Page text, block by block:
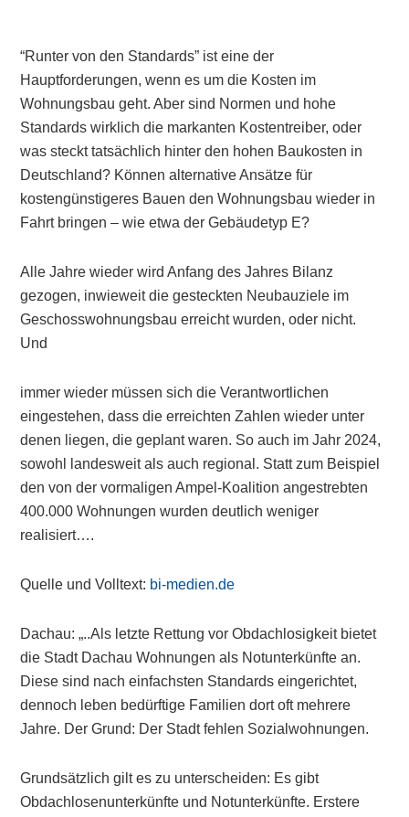
“Runter von den Standards” ist eine der
Hauptforderungen, wenn es um die Kosten im
Wohnungsbau geht. Aber sind Normen und hohe
Standards wirklich die markanten Kostentreiber, oder
was steckt tatsächlich hinter den hohen Baukosten in
Deutschland? Können alternative Ansätze für
kostengünstigeres Bauen den Wohnungsbau wieder in
Fahrt bringen – wie etwa der Gebäudetyp E?
Alle Jahre wieder wird Anfang des Jahres Bilanz
gezogen, inwieweit die gesteckten Neubauziele im
Geschosswohnungsbau erreicht wurden, oder nicht.
Und
immer wieder müssen sich die Verantwortlichen
eingestehen, dass die erreichten Zahlen wieder unter
denen liegen, die geplant waren. So auch im Jahr 2024,
sowohl landesweit als auch regional. Statt zum Beispiel
den von der vormaligen Ampel-Koalition angestrebten
400.000 Wohnungen wurden deutlich weniger
realisiert….
Quelle und Volltext: bi-medien.de
Dachau: „..Als letzte Rettung vor Obdachlosigkeit bietet
die Stadt Dachau Wohnungen als Notunterkünfte an.
Diese sind nach einfachsten Standards eingerichtet,
dennoch leben bedürftige Familien dort oft mehrere
Jahre. Der Grund: Der Stadt fehlen Sozialwohnungen.
Grundsätzlich gilt es zu unterscheiden: Es gibt
Obdachlosenunterkünfte und Notunterkünfte. Erstere